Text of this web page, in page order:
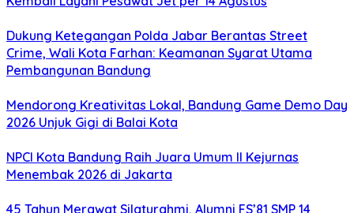
Dukung Ketegangan Polda Jabar Berantas Street
Crime, Wali Kota Farhan: Keamanan Syarat Utama
Pembangunan Bandung
Mendorong Kreativitas Lokal, Bandung Game Demo Day
2026 Unjuk Gigi di Balai Kota
NPCI Kota Bandung Raih Juara Umum II Kejurnas
Menembak 2026 di Jakarta
45 Tahun Merawat Silaturahmi, Alumni FS’81 SMP 14